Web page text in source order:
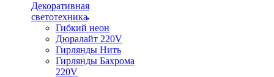
Декоративная
светотехника
Гибкий неон
Дюралайт 220V
Гирлянды Нить
Гирлянды Бахрома
220V